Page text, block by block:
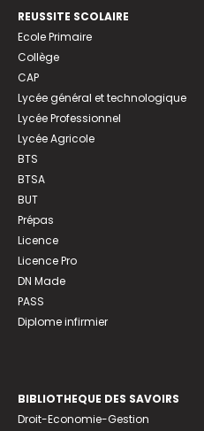
REUSSITE SCOLAIRE
Ecole Primaire
Collège
CAP
Lycée général et technologique
Lycée Professionnel
Lycée Agricole
BTS
BTSA
BUT
Prépas
Licence
Licence Pro
DN Made
PASS
Diplome infirmier
BIBLIOTHEQUE DES SAVOIRS
Droit-Economie-Gestion